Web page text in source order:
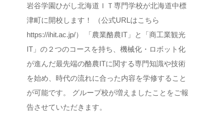
岩谷学園ひがし北海道ＩＴ専門学校が北海道中標
津町に開校します！ （公式URLはこちら
https://ihit.ac.jp/） 「農業酪農IT」と「商工業観光
IT」の２つのコースを持ち、機械化・ロボット化
が進んだ最先端の酪農ITに関する専門知識や技術
を始め、時代の流れに合った内容を学修すること
が可能です。 グループ校が増えましたことをご報
告させていただきます。